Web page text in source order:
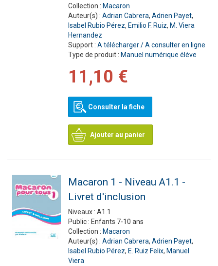
Collection : Macaron
Auteur(s) : Adrian Cabrera, Adrien Payet,
Isabel Rubio Pérez, Emilio F. Ruiz, M. Viera
Hernandez
Support : A télécharger / A consulter en ligne
Type de produit : Manuel numérique élève
11,10 €
Consulter la fiche
Ajouter au panier
Macaron 1 - Niveau A1.1 -
Livret d'inclusion
Niveaux : A1.1
Public : Enfants 7-10 ans
Collection : Macaron
Auteur(s) : Adrian Cabrera, Adrien Payet,
Isabel Rubio Pérez, E. Ruiz Felix, Manuel
Viera